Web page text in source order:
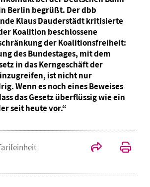
Berlin begrüßt. Der dbb
Klaus Dauderstädt kritisierte
Koalition beschlossene
der Koalitionsfreiheit:
des Bundestages, mit dem
in das Kerngeschäft der
ist nicht nur
Wenn es noch eines Beweises
das Gesetz überflüssig wie ein
seit heute vor.“